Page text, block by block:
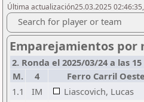
Última actualización25.03.2025
Search for player or team
Emparejamientos por
2. Ronda el 2025/03/24 a las 15
M.
4 Ferro Carril Oeste
1.1
IM Liascovich, Lucas